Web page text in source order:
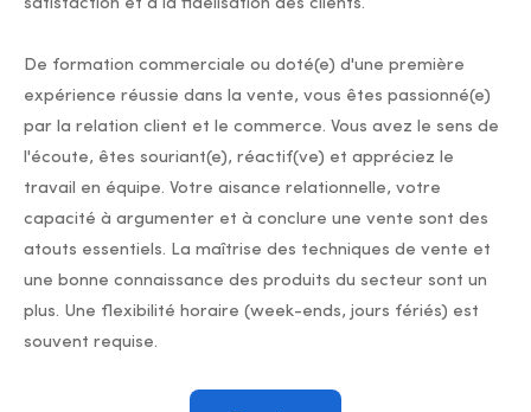
satisfaction et à la fidélisation des clients.
De formation commerciale ou doté(e) d'une première
expérience réussie dans la vente, vous êtes passionné(e)
par la relation client et le commerce. Vous avez le sens de
l'écoute, êtes souriant(e), réactif(ve) et appréciez le
travail en équipe. Votre aisance relationnelle, votre
capacité à argumenter et à conclure une vente sont des
atouts essentiels. La maîtrise des techniques de vente et
une bonne connaissance des produits du secteur sont un
plus. Une flexibilité horaire (week-ends, jours fériés) est
souvent requise.